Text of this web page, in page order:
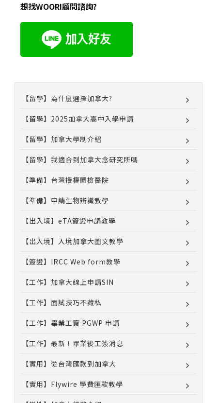
想找WOORI顧問諮詢?
【留學】為什麼選擇加拿大?
【留學】2025加拿大高中入學申請
【留學】加拿大學制介紹
【留學】我適合到加拿大念研究所嗎
【準備】台灣授權體檢醫院
【準備】申請生物辨識教學
【出入境】eTA簽證申請教學
【出入境】入境加拿大圖文教學
【簽證】IRCC Web form教學
【工作】加拿大線上申請SIN
【工作】面試技巧不藏私
【工作】畢業工簽 PGWP 申請
【工作】最新！畢業後工簽消息
【實用】從台灣匯款到加拿大
【實用】Flywire 學費匯款教學